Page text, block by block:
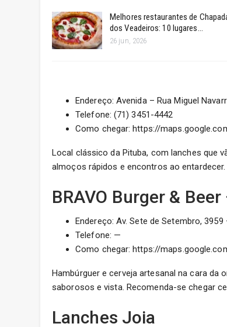
Melhores restaurantes de
dos Veadeiros: 10 lugares…
26 jun, 2026
Endereço: Avenida – Rua Miguel
Telefone: (71) 3451-4442
Como chegar: https://
Local clássico da Pituba, com lanches que
almoços rápidos e encontros ao entardecer.
BRAVO Burger &
Endereço: Av. Sete de Setembro,
Telefone: —
Como chegar: https://
Hambúrguer e cerveja artesanal na cara da
saborosos e vista. Recomenda-se chegar
Lanches Joia